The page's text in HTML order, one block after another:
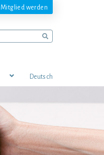
Mitglied werden
Deutsch